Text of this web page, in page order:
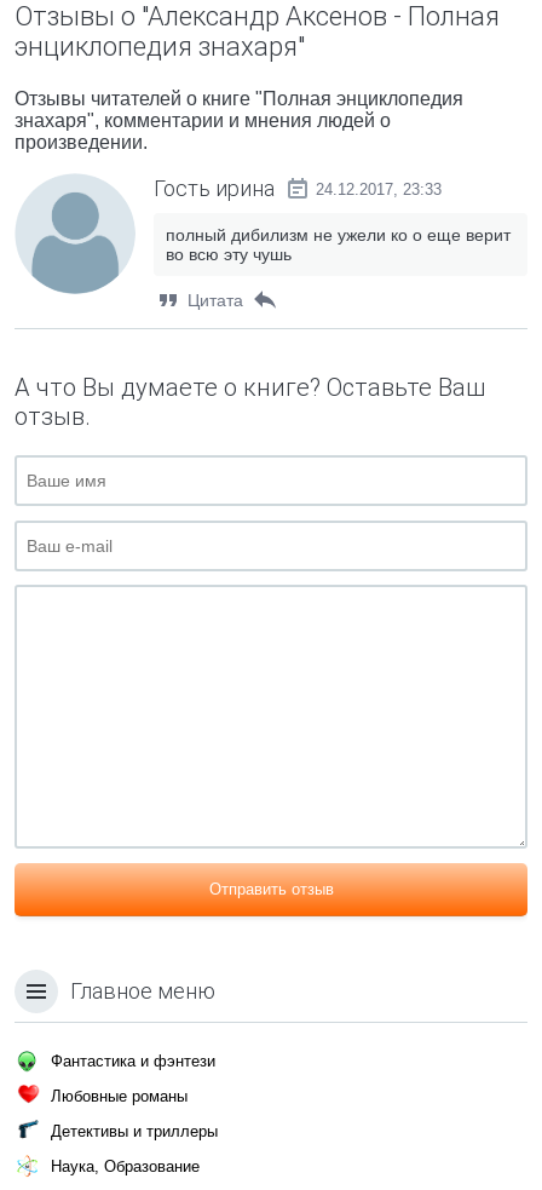
Отзывы о "Александр Аксенов - Полная
энциклопедия знахаря"
Отзывы читателей о книге "Полная энциклопедия
знахаря", комментарии и мнения людей о
произведении.
Гость ирина 24.12.2017, 23:33
полный дибилизм не ужели ко о еще верит
во всю эту чушь
Цитата
А что Вы думаете о книге? Оставьте Ваш
отзыв.
Отправить отзыв
Главное меню
Фантастика и фэнтези
Любовные романы
Детективы и триллеры
Наука, Образование